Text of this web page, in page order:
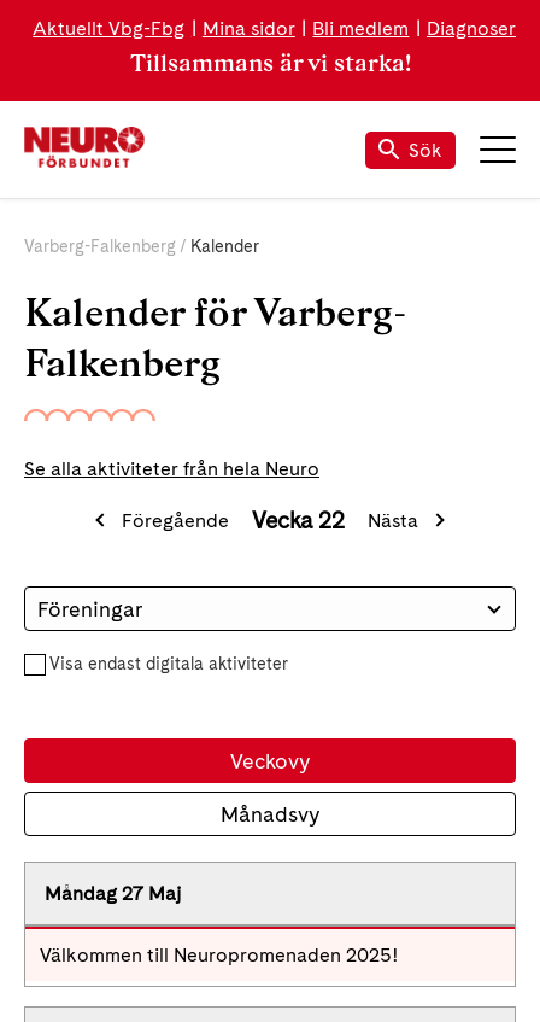
Aktuellt Vbg-Fbg Mina sidor Bli medlem Diagnoser
Tillsammans är vi starka!
Sök
Varberg-Falkenberg Kalender
Kalender för Varberg-
Falkenberg
Se alla aktiviteter från hela Neuro
Föregående Vecka 22 Nästa
Föreningar
Visa endast digitala aktiviteter
Veckovy
Månadsvy
Måndag 27 Maj
Välkommen till Neuropromenaden 2025!